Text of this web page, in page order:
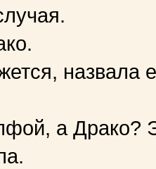
назвала
а Драко?